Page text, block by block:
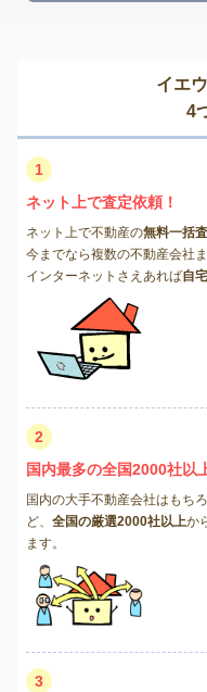
イエ
4
1
ネット上で査定依頼！
ネット上で不動産の無料一括
今までなら複数の不動産会社
インターネットさえあれば自
2
国内最多の全国2000社以
国内の大手不動産会社はもち
ど、 全国の厳選2000社以上か
ます。
3